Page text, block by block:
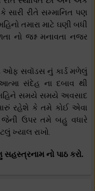
સારી રીતે સમ્માનિત પણ
તમારા માટે ઘણી બધી
જશ્ન મનાવતા નજર
સવૉડસ નું કાર્ડ મળેલું
સંદેહ ના દબાવ થી
સમયે સમયે અવસાદ
રહેશે કે તમે કોઈ એવા
જેની ઉપર તમે બહુ વધારે
ખ્યાલ રાખો.
સહસ્ત્રનામ નો પાઠ કરો.